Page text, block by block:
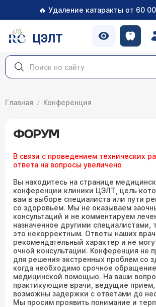
🔥 Удаление катаракты от 60
ЦЭЛТ
Главная Конференция
ФОРУМ
В связи с проведением технических
ответа на вопросы увеличено
Вы находитесь на странице
конференции клиники ЦЭЛТ, цель
вам в выборе специалиста или пути
со здоровьем. Мы не оказываем
консультаций и не комментируем
назначенное другими специалистами,
это некорректным. Ответы наших
рекомендательный характер и не
очной консультации. Конференция не
для решения экстренных проблем со
когда необходимо срочное
медицинской помощью. На ваши
практикующие врачи, ведущие прием,
возможны задержки с ответами до
Мы просим проявить понимание и